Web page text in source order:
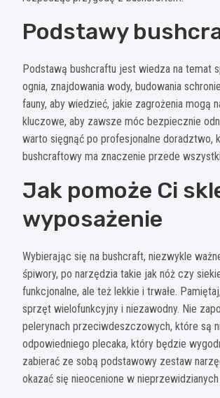
Podstawy
Podstawą bushcraftu jest wiedza na temat
ognia, znajdowania wody, budowania
fauny, aby wiedzieć, jakie zagrożenia mogą
kluczowe, aby zawsze móc bezpiecznie
warto sięgnąć po profesjonalne doradztwo,
bushcraftowy ma znaczenie przede
Jak pomoże Ci
wyposażenie
Wybierając się na bushcraft, niezwykle
śpiwory, po narzędzia takie jak nóż czy
funkcjonalne, ale też lekkie i trwałe.
sprzęt wielofunkcyjny i niezawodny. Nie
pelerynach przeciwdeszczowych, które są
odpowiedniego plecaka, który będzie
zabierać ze sobą podstawowy zestaw
okazać się nieocenione w